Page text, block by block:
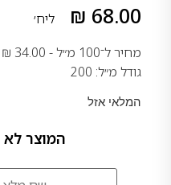
₪ 68.00
ליח׳
מחיר ל־100 מ״ל -
₪ 34.00
גודל מ״ל: 200
המלאי אזל
המוצר לא